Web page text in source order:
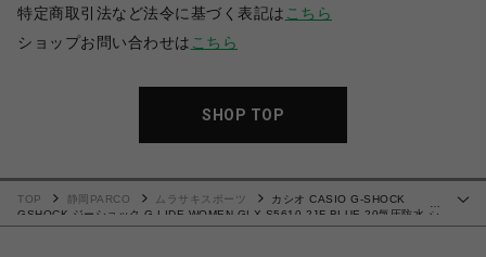
特定商取引法など法令に基づく表記は こちら
ショップお問い合わせは こちら
SHOP TOP
TOP 静岡PARCO ムラサキスポーツ
カシオ CASIO G-SHOCK
GSHOCK ジーショック G-LIDE WOMEN GLX-S5610-2JF BLUE 20気圧防水 シ
ョックレジスト 腕時計 国内正規品 【送料無料 北海道/沖縄/離島を除く】